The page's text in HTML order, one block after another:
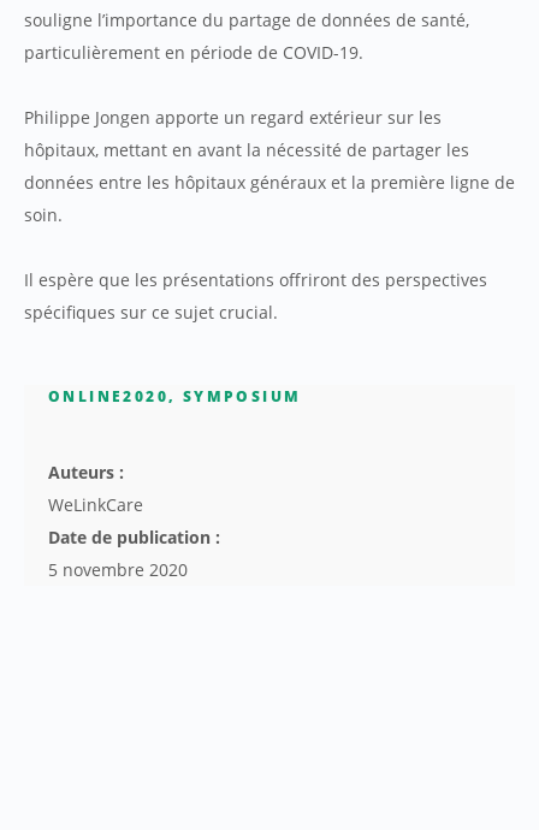
souligne l’importance du partage de données de santé,
particulièrement en période de COVID-19.
Philippe Jongen apporte un regard extérieur sur les
hôpitaux, mettant en avant la nécessité de partager les
données entre les hôpitaux généraux et la première ligne de
soin.
Il espère que les présentations offriront des perspectives
spécifiques sur ce sujet crucial.
ONLINE2020, SYMPOSIUM
Auteurs :
WeLinkCare
Date de publication :
5 novembre 2020